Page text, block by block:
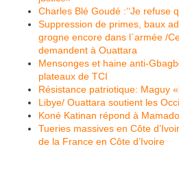
Charles Blé Goudé :‘‘Je refuse
Suppression de primes, baux
grogne encore dans l`armée /
demandent à Ouattara
Mensonges et haine anti-
plateaux de TCI
Résistance patriotique: Maguy
Libye/ Ouattara soutient les
Koné Katinan répond à
Tueries massives en Côte
de la France en Côte d’Ivoire